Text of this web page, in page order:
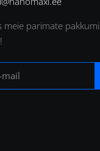
meie parimate